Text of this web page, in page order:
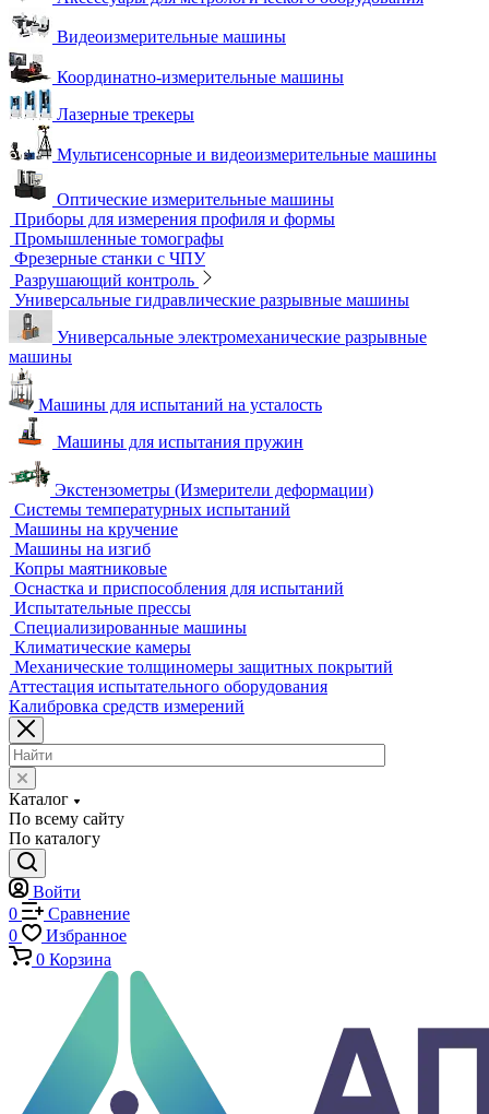
Электрический контроль
Дефектоскопы электроискровые
Автоматизация и роботизация
Автоматизация производственных процессов
Оборудование для контроля качества геометрии
Вертикальные фрезерные станки по металлу
Комлектующие для КИМ
Лазерные маркировщики
Оборудование для контроля геометрии
3D-сканеры
Аксессуары для метрологического оборудования
Видеоизмерительные машины
Лазерные трекеры
Мультисенсорные и видеоизмерительные машины
Оптические измерительные машины
Приборы для измерения профиля и формы
Промышленные томографы
Фрезерные станки с ЧПУ
Разрушающий контроль
Универсальные гидравлические разрывные машины
Универсальные электромеханические разрывные
машины
Машины для испытаний на усталость
Машины для испытания пружин
Системы температурных испытаний
Машины на кручение
Машины на изгиб
Копры маятниковые
Оснастка и приспособления для испытаний
Испытательные прессы
Специализированные машины
Климатические камеры
Механические толщиномеры защитных покрытий
Аттестация испытательного оборудования
Калибровка средств измерений
Каталог
По всему сайту
По каталогу